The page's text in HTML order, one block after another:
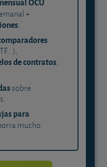
+
.
de contratos,
sobre
para
mucho